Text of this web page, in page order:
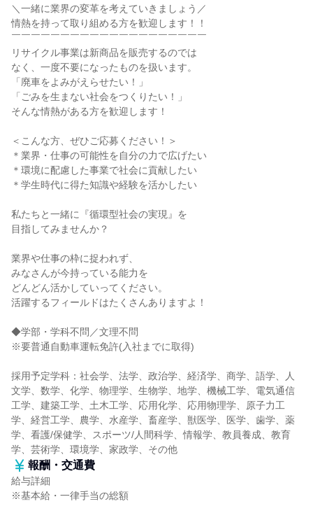
＼一緒に業界の変革を考えていきましょう／
情熱を持って取り組める方を歓迎します！！
￣￣￣￣￣￣￣￣￣￣￣￣￣￣￣￣￣￣￣￣
リサイクル事業は新商品を販売するのでは
なく、一度不要になったものを扱います。
「廃車をよみがえらせたい！」
「ごみを生まない社会をつくりたい！」
そんな情熱がある方を歓迎します！
＜こんな方、ぜひご応募ください！＞
＊業界・仕事の可能性を自分の力で広げたい
＊環境に配慮した事業で社会に貢献したい
＊学生時代に得た知識や経験を活かしたい
私たちと一緒に『循環型社会の実現』を
目指してみませんか？
業界や仕事の枠に捉われず、
みなさんが今持っている能力を
どんどん活かしていってください。
活躍するフィールドはたくさんありますよ！
◆学部・学科不問／文理不問
※要普通自動車運転免許(入社までに取得)
採用予定学科：社会学、法学、政治学、経済学、商学、語学、人
文学、数学、化学、物理学、生物学、地学、機械工学、電気通信
工学、建築工学、土木工学、応用化学、応用物理学、原子力工
学、経営工学、農学、水産学、畜産学、獣医学、医学、歯学、薬
学、看護/保健学、スポーツ/人間科学、情報学、教員養成、教育
学、芸術学、環境学、家政学、その他
報酬・交通費
給与詳細
※基本給・一律手当の総額